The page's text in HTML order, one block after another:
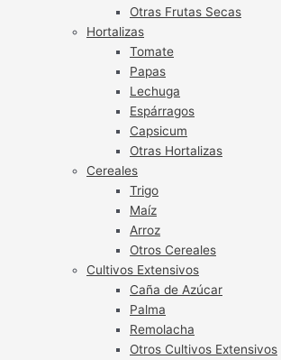
Otras Frutas Secas
Hortalizas
Tomate
Papas
Lechuga
Espárragos
Capsicum
Otras Hortalizas
Cereales
Trigo
Maíz
Arroz
Otros Cereales
Cultivos Extensivos
Caña de Azúcar
Palma
Remolacha
Otros Cultivos Extensivos